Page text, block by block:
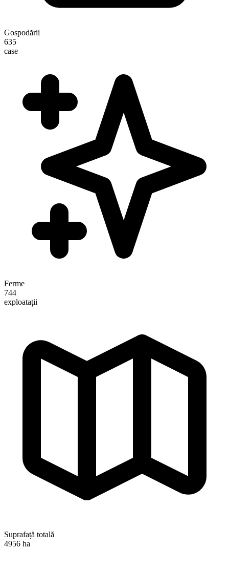
Gospodării
635
case
Ferme
744
exploatații
Suprafață totală
4956 ha